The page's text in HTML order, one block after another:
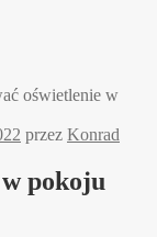
oświetlenie w
przez Konrad
pokoju